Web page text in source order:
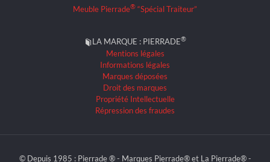
Meuble Pierrade® “Spécial Traiteur”
LA MARQUE : PIERRADE®
Mentions légales
Informations légales
Marques déposées
Droit des marques
Propriété Intellectuelle
Répression des fraudes
© Depuis 1985 : Pierrade ® - Marques Pierrade® et La Pierrade® -